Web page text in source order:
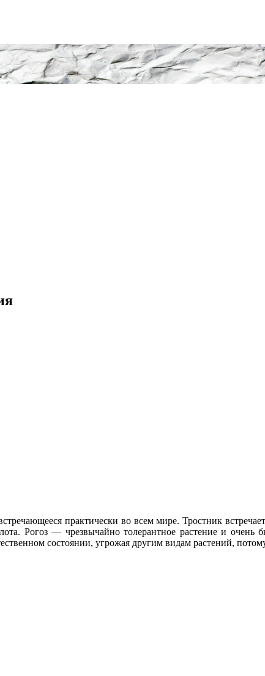
практически во всем мире. Тростник
Рогоз — чрезвычайно толерантное растение и
состоянии, угрожая другим видам растений,